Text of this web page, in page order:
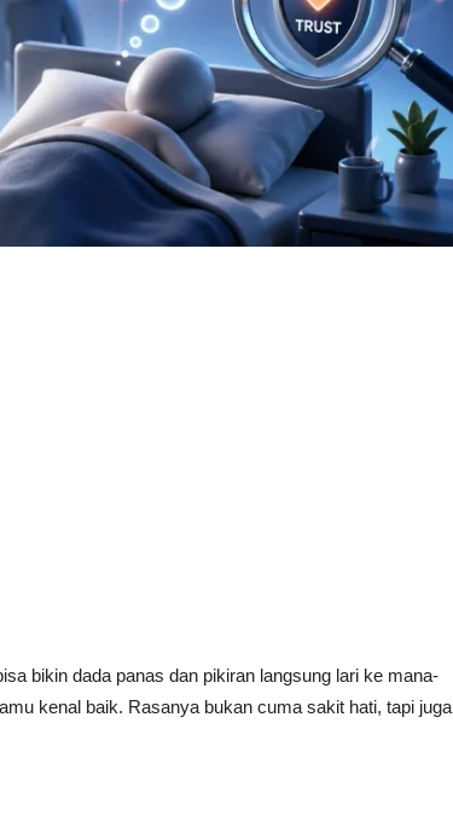
bikin dada panas dan pikiran langsung lari ke mana-
kenal baik. Rasanya bukan cuma sakit hati, tapi juga